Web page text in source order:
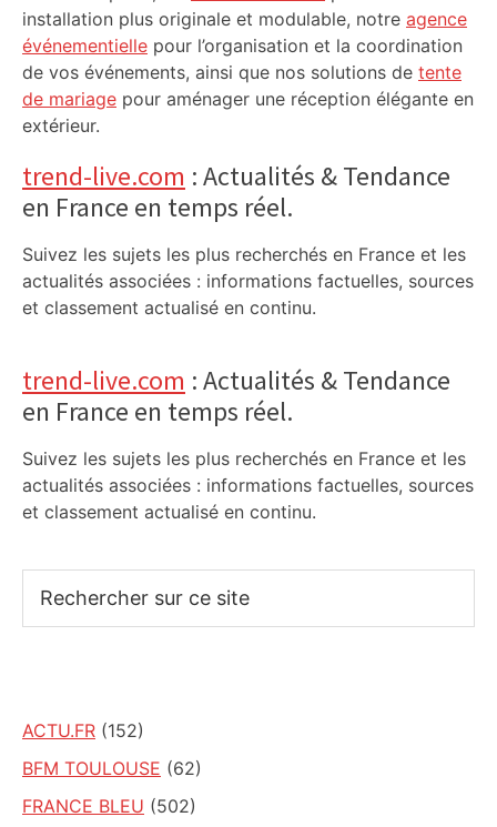
installation plus originale et modulable, notre agence
événementielle pour l’organisation et la coordination
de vos événements, ainsi que nos solutions de tente
de mariage pour aménager une réception élégante en
extérieur.
trend-live.com : Actualités & Tendance
en France en temps réel.
Suivez les sujets les plus recherchés en France et les
actualités associées : informations factuelles, sources
et classement actualisé en continu.
trend-live.com : Actualités & Tendance
en France en temps réel.
Suivez les sujets les plus recherchés en France et les
actualités associées : informations factuelles, sources
et classement actualisé en continu.
sur
ACTU.FR (152)
BFM TOULOUSE (62)
FRANCE BLEU (502)